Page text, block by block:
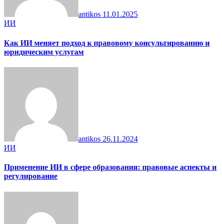
antikos 11.01.2025
ИИ
Как ИИ меняет подход к правовому консультированию и
юридическим услугам
antikos 26.11.2024
ИИ
Применение ИИ в сфере образования: правовые аспекты и
регулирование